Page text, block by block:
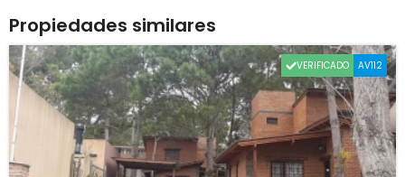
Propiedades similares
VERIFICADO AV112